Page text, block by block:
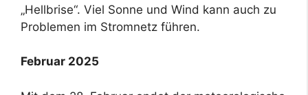
„Hellbrise“. Viel Sonne und Wind kann auch zu
Problemen im Stromnetz führen.
Februar 2025